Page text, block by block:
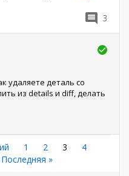
3
удаляете деталь со
из details и diff, делать
Страница
1 Страница
2
Текущая
3 Страница
4
Последняя
Последняя »